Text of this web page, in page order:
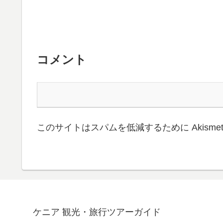
コメント
このサイトはスパムを低減するために
ケニア 観光・旅行ツアーガイド